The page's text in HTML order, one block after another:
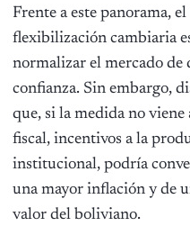
Frente a este panorama,
flexibilización cambiaria
normalizar el mercado de
confianza. Sin embargo,
que, si la medida no
fiscal, incentivos a la
institucional, podría
una mayor inflación y de
valor del boliviano.